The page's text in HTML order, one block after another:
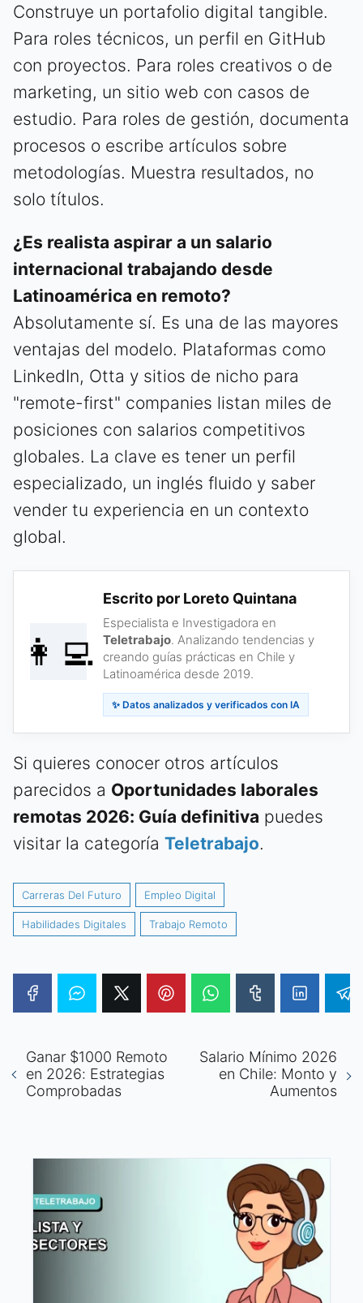
Construye un portafolio digital tangible.
Para roles técnicos, un perfil en GitHub
con proyectos. Para roles creativos o de
marketing, un sitio web con casos de
estudio. Para roles de gestión, documenta
procesos o escribe artículos sobre
metodologías. Muestra resultados, no
solo títulos.
¿Es realista aspirar a un salario
internacional trabajando desde
Latinoamérica en remoto?
Absolutamente sí. Es una de las mayores
ventajas del modelo. Plataformas como
LinkedIn, Otta y sitios de nicho para
"remote-first" companies listan miles de
posiciones con salarios competitivos
globales. La clave es tener un perfil
especializado, un inglés fluido y saber
vender tu experiencia en un contexto
global.
👩‍💻
Escrito por Loreto Quintana
Especialista e Investigadora en
Teletrabajo. Analizando tendencias y
creando guías prácticas en Chile y
Latinoamérica desde 2019.
✨ Datos analizados y verificados con IA
Si quieres conocer otros artículos
parecidos a Oportunidades laborales
remotas 2026: Guía definitiva puedes
visitar la categoría Teletrabajo.
Carreras Del Futuro Empleo Digital
Habilidades Digitales Trabajo Remoto
Ganar $1000 Remoto
en 2026: Estrategias
Comprobadas
Salario Mínimo 2026
en Chile: Monto y
Aumentos